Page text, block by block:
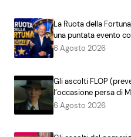
La Ruota della
una puntata evento
6 Agosto 2026
Gli ascolti FLOP
l’occasione persa di
6 Agosto 2026